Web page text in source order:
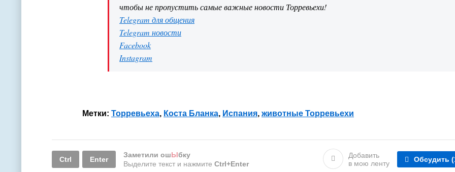
чтобы не пропустить самые важные новости Торревьехи!
Telegram для общения
Telegram новости
Facebook
Instagram
Метки: Торревьеха, Коста Бланка, Испания, животные Торревьехи
Ctrl Enter
Заметили ошЫбку
Выделите текст и нажмите Ctrl+Enter
Добавить
в мою ленту
Обсудить